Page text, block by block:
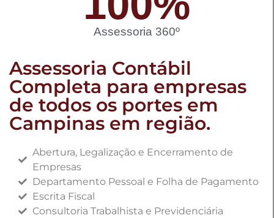
Assessoria 360º
Assessoria Contábil
Completa para empresas
de todos os portes em
Campinas em região.
Abertura, Legalização e Encerramento de
Empresas
Departamento Pessoal e Folha de Pagamento
Escrita Fiscal
Consultoria Trabalhista e Previdenciária